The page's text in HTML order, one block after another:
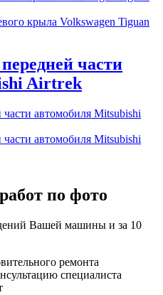
части
Airtrek
по фото
Вашей машины и за 10
ремонта
специалиста